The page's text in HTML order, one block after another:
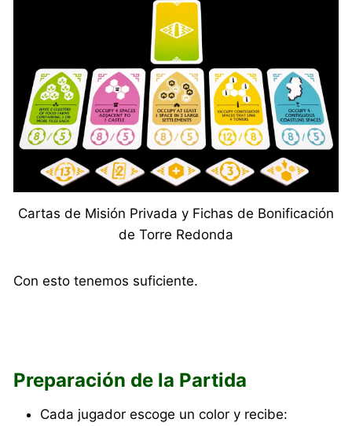
Cartas de Misión Privada y Fichas de Bonificación
de Torre Redonda
Con esto tenemos suficiente.
Preparación de la Partida
Cada jugador escoge un color y recibe: